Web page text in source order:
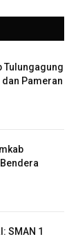
Tulungagung
Pameran
SMAN 1